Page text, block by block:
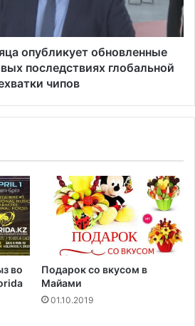
опубликует обновленные
последствиях глобальной
чипов
во
Подарок со вкусом в
Майами
01.10.2019